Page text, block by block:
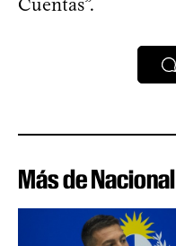
Más de Nacional